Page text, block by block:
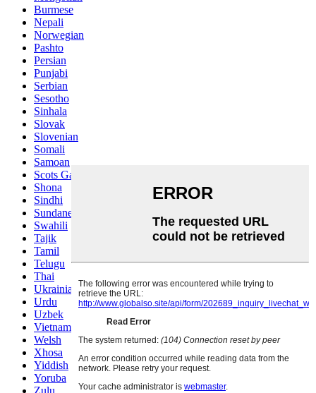
Burmese
Nepali
Norwegian
Pashto
Persian
Punjabi
Serbian
Sesotho
Sinhala
Slovak
Slovenian
Somali
Samoan
Scots Gaelic
Shona
Sindhi
Sundanese
Swahili
Tajik
Tamil
Telugu
Thai
Ukrainian
Urdu
Uzbek
Vietnamese
Welsh
Xhosa
Yiddish
Yoruba